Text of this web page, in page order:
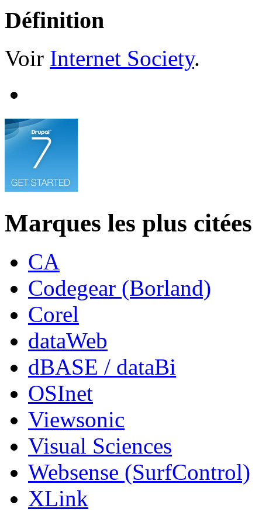
Définition
Voir Internet Society.
Marques les plus citées
CA
Codegear (Borland)
Corel
dataWeb
dBASE / dataBi
OSInet
Viewsonic
Visual Sciences
Websense (SurfControl)
XLink